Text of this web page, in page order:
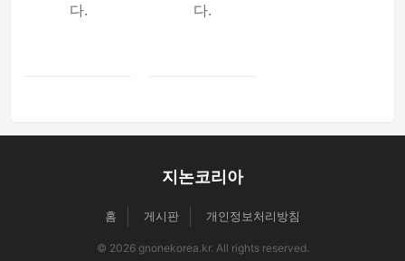
다. 다.
지논코리아
홈 게시판 개인정보처리방침
© 2026 gnonekorea.kr. All rights reserved.